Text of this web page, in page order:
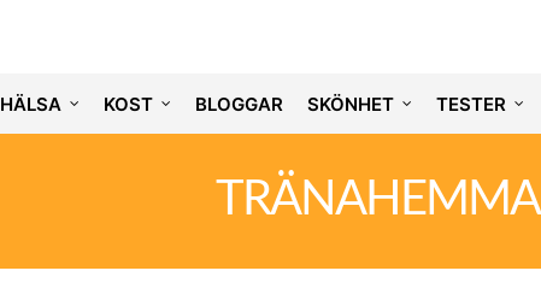
HÄLSA KOST BLOGGAR SKÖNHET TESTER
TRÄNAHEMMA